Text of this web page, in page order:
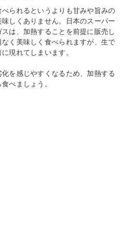
られるというよりも甘みや旨みの
しくありません。日本のスーパー
は、加熱することを前提に販売し
く美味しく食べられますが、生で
現れてしまいます。
を感じやすくなるため、加熱する
べましょう。